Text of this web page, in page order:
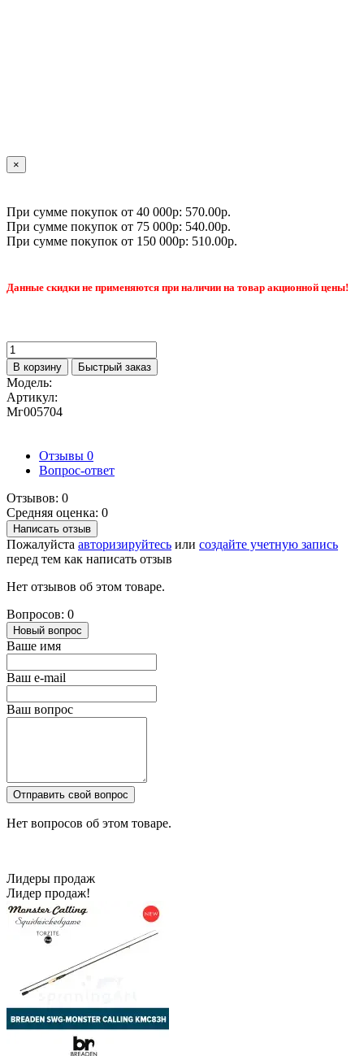
×
При сумме покупок от 40 000р: 570.00р.
При сумме покупок от 75 000р: 540.00р.
При сумме покупок от 150 000р: 510.00р.
Данные скидки не применяются при наличии на товар акционной цены!
В корзину Быстрый заказ
Модель:
Артикул:
Мг005704
Отзывы 0
Вопрос-ответ
Отзывов: 0
Средняя оценка: 0
Написать отзыв
Пожалуйста авторизируйтесь или создайте учетную запись
перед тем как написать отзыв
Нет отзывов об этом товаре.
Вопросов: 0
Новый вопрос
Ваше имя
Ваш e-mail
Ваш вопрос
Отправить свой вопрос
Нет вопросов об этом товаре.
Лидеры продаж
Лидер продаж!